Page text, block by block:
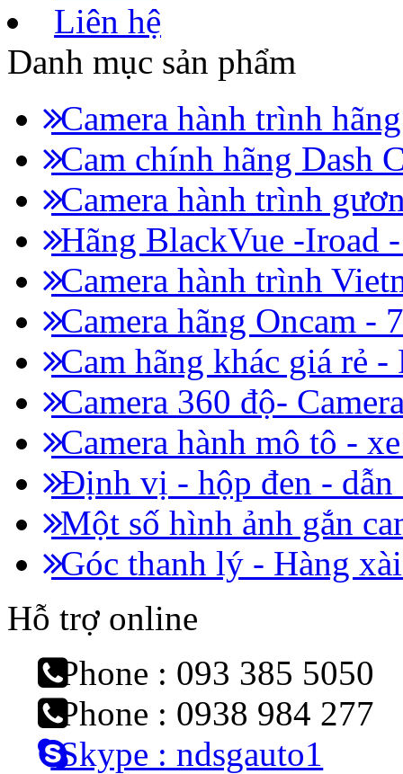
Liên hệ
Danh mục sản phẩm
Camera hành trình
Cam chính hãng Dash
Camera hành trình
Hãng BlackVue -Iroad
Camera hành trình
Camera hãng Oncam -
Cam hãng khác giá rẻ -
Camera 360 độ-
Camera hành mô tô -
Định vị - hộp đen - dẫn
Một số hình ảnh gắn
Góc thanh lý - Hàng
Hỗ trợ online
Phone : 093 385 5050
Phone : 0938 984 277
Skype : ndsgauto1